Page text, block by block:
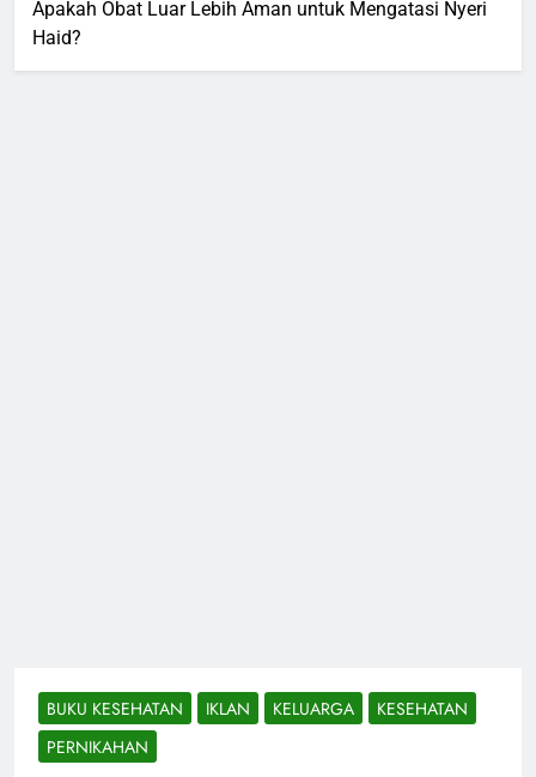
Apakah Obat Luar Lebih Aman untuk Mengatasi Nyeri
Haid?
BUKU KESEHATAN IKLAN KELUARGA
KESEHATAN
PERNIKAHAN